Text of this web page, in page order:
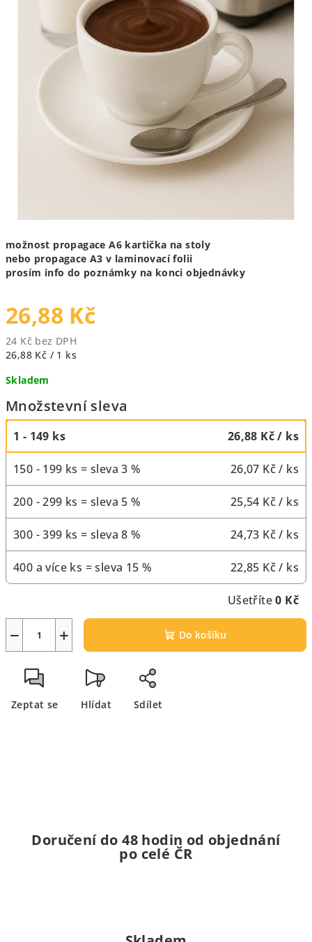
možnost propagace A6 kartička na stoly
nebo propagace A3 v laminovací folii
prosím info do poznámky na konci objednávky
26,88 Kč
24 Kč bez DPH
Měrná
26,88 Kč / 1 ks
Skladem
Množstevní sleva
1 - 149 ks 26,88 Kč/ ks
150 - 199 ks = sleva 3 % 26,07 Kč/ ks
200 - 299 ks = sleva 5 % 25,54 Kč/ ks
300 - 399 ks = sleva 8 % 24,73 Kč/ ks
400 a více ks = sleva 15 % 22,85 Kč/ ks
Ušetříte0 Kč
+
− Do košíku
Zeptat se Hlídat Sdílet
Doručení do 48 hodin od objednání
po celé ČR